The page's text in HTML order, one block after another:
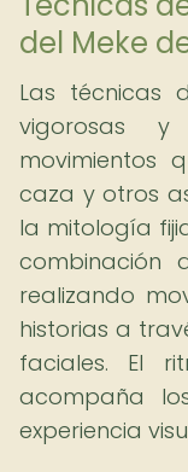
del Meke
Las técnicas
vigorosas
movimientos
caza y otros
la mitología
combinación
realizando
historias a
faciales. El
acompaña
experiencia